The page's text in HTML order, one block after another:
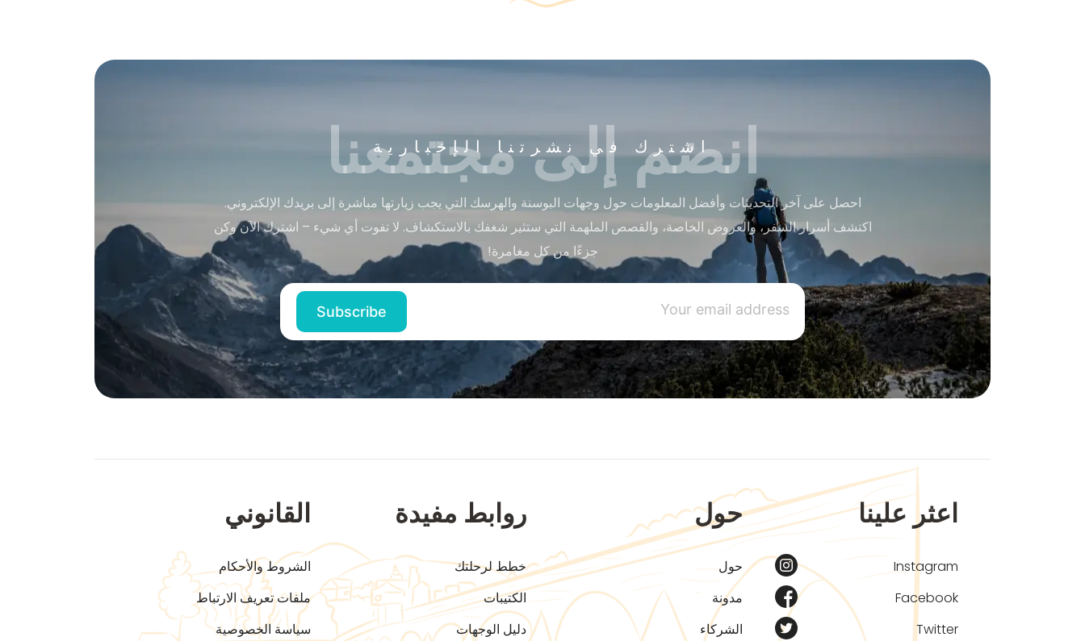
اشترك في نشرتنا الإخبارية
انضم إلى مجتمعنا
احصل على آخر التحديثات وأفضل المعلومات حول وجهات البوسنة والهرسك التي يجب زيارتها مباشرة إلى بريدك الإلكتروني.
اكتشف أسرار السفر، والعروض الخاصة، والقصص الملهمة التي ستثير شغفك بالاستكشاف. لا تفوت أي شيء – اشترك الآن وكن
جزءًا من كل مغامرة!
اعثر علينا
Instagram
Facebook
Twitter
حول
حول
مدونة
الشركاء
روابط مفيدة
خطط لرحلتك
الكتيبات
دليل الوجهات
القانوني
الشروط والأحكام
ملفات تعريف الارتباط
سياسة الخصوصية